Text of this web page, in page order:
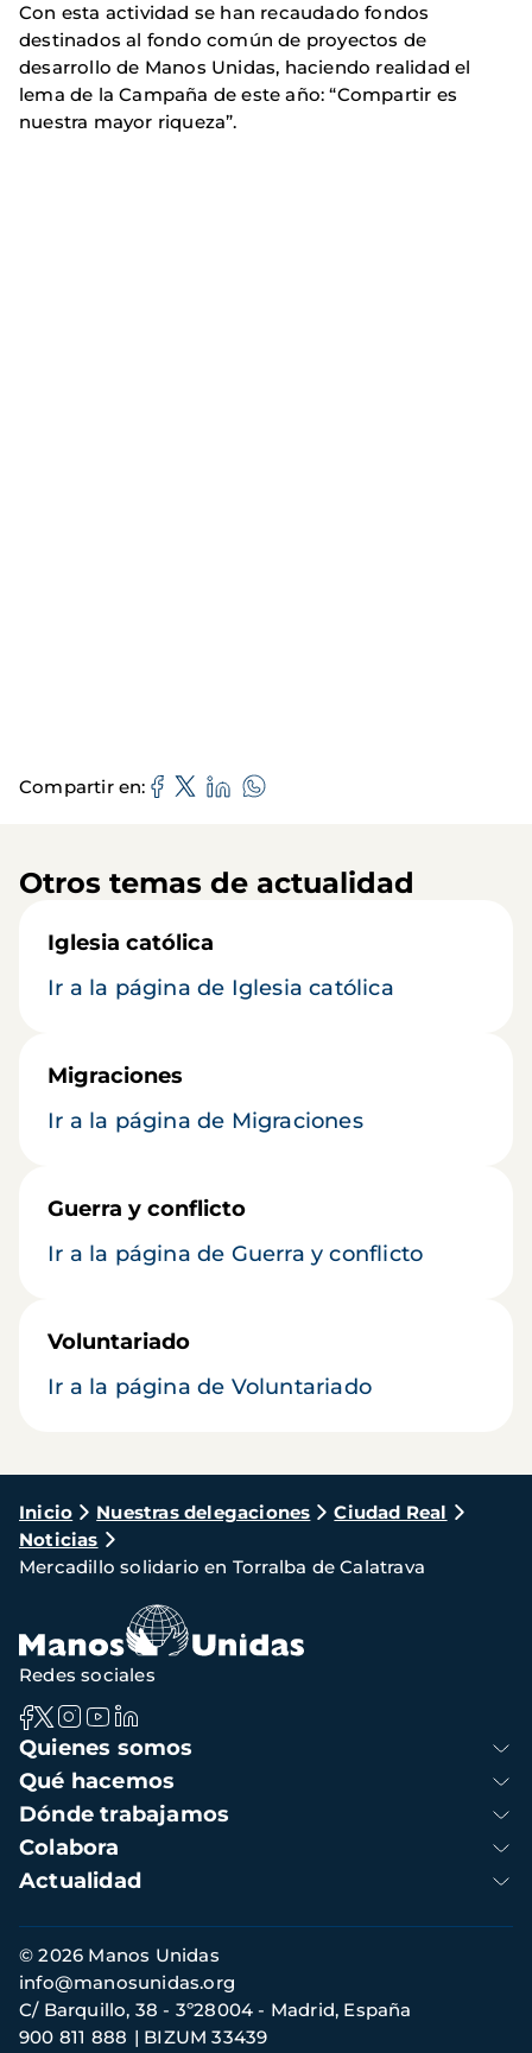
Con esta actividad se han recaudado fondos
destinados al fondo común de proyectos de
desarrollo de Manos Unidas, haciendo realidad el
lema de la Campaña de este año: “Compartir es
nuestra mayor riqueza”.
Compartir en
Otros temas de actualidad
Iglesia católica
Ir a la página de Iglesia católica
Migraciones
Ir a la página de Migraciones
Guerra y conflicto
Ir a la página de Guerra y conflicto
Voluntariado
Ir a la página de Voluntariado
Ruta
de
navegación
Inicio Nuestras delegaciones
Ciudad Real
Noticias
Mercadillo solidario en Torralba de Calatrava
Navegación
principal
Quienes somos
Qué hacemos
Dónde trabajamos
Colabora
Actualidad
Redes sociales
Información
de
contacto
© 2026 Manos Unidas
C/ Barquillo, 38 - 3º28004 - Madrid, España
900 811 888
BIZUM 33439
info@manosunidas.org